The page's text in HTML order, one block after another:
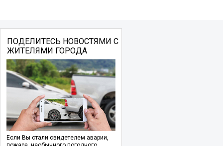
ПОДЕЛИТЕСЬ НОВОСТЯМИ С
ЖИТЕЛЯМИ ГОРОДА
Если Вы стали свидетелем аварии,